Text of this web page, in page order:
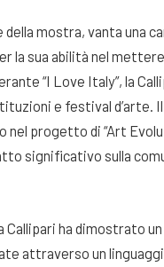
mostra, vanta una
la sua abilità nel
“I Love Italy”, la
e festival d’arte.
nel progetto di “Art
significativo sulla
ha dimostrato
attraverso un